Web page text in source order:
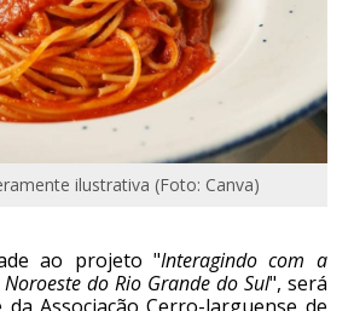
ilustrativa (Foto: Canva)
ao projeto "Interagindo com a
do Rio Grande do Sul", será